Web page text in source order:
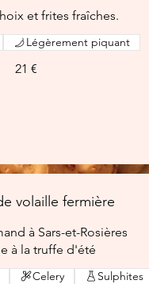
et frites fraîches.
21 €
Légèrement piquant
volaille fermière
à Sars-et-Rosières
à la truffe d'été
Celery
Sulphites